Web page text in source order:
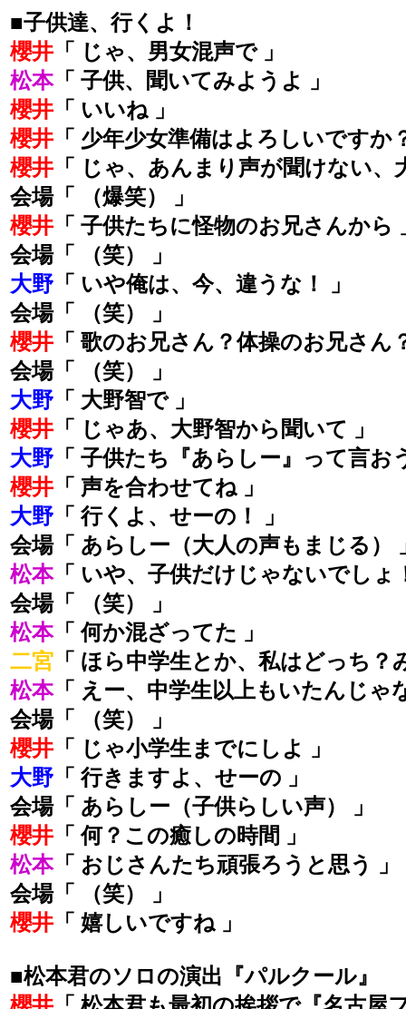
■子供達、行くよ！
櫻井 「 じゃ、男女混声で 」
松本「 子供、聞いてみようよ 」
櫻井 「 いいね 」
櫻井 「 少年少女準備はよろしいですか
櫻井 「 じゃ、あんまり声が聞けない、
会場「 （爆笑） 」
櫻井 「 子供たちに怪物のお兄さんから
会場「 （笑） 」
大野 「 いや俺は、今、違うな！ 」
会場「 （笑） 」
櫻井 「 歌のお兄さん？体操のお兄さん
会場「 （笑） 」
大野 「 大野智で 」
櫻井 「 じゃあ、大野智から聞いて 」
大野 「 子供たち『あらしー』って言お
櫻井 「 声を合わせてね 」
大野 「 行くよ、せーの！ 」
会場「 あらしー（大人の声もまじる）
松本「 いや、子供だけじゃないでしょ
会場「 （笑） 」
松本「 何か混ざってた 」
二宮 「 ほら中学生とか、私はどっち？
松本「 えー、中学生以上もいたんじゃ
会場「 （笑） 」
櫻井 「 じゃ小学生までにしよ 」
大野 「 行きますよ、せーの 」
会場「 あらしー（子供らしい声） 」
櫻井 「 何？この癒しの時間 」
松本「 おじさんたち頑張ろうと思う 」
会場「 （笑） 」
櫻井 「 嬉しいですね 」
■松本君のソロの演出『パルクール』